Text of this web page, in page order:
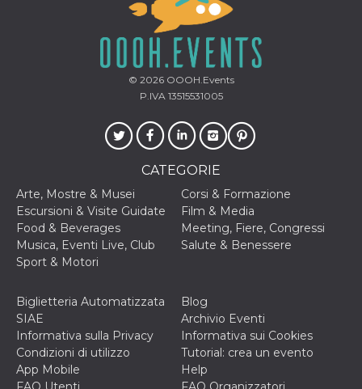
© 2026OOOH.Events
P.IVA 13515531005
CATEGORIE
Arte, Mostre & Musei
Corsi & Formazione
Escursioni & Visite Guidate
Film & Media
Food & Beverages
Meeting, Fiere, Congressi
Musica, Eventi Live, Club
Salute & Benessere
Sport & Motori
Biglietteria Automatizzata
SIAE
Blog
Archivio Eventi
Informativa sulla Privacy
Informativa sui Cookies
Condizioni di utilizzo
Tutorial: crea un evento
App Mobile
Help